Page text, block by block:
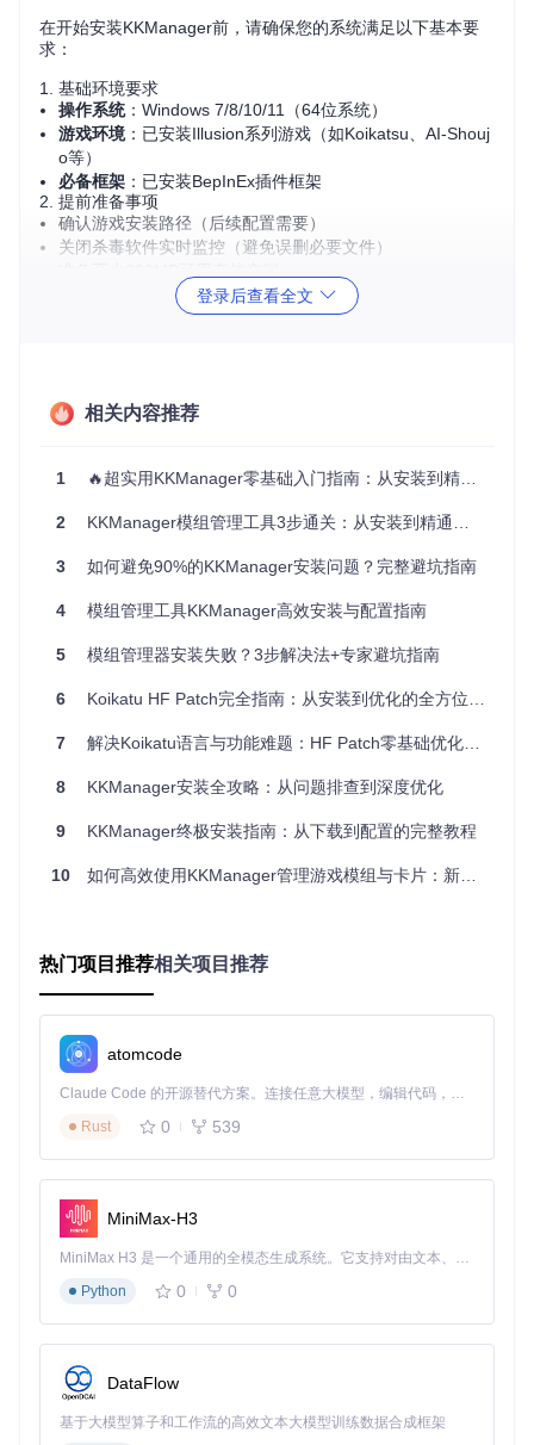
在开始安装KKManager前，请确保您的系统满足以下基本要
求：
1. 基础环境要求
操作系统：Windows 7/8/10/11（64位系统）
游戏环境：已安装Illusion系列游戏（如Koikatsu、AI-Shouj
o等）
必备框架 ：已安装BepInEx插件框架
2. 提前准备事项
确认游戏安装路径（后续配置需要）
关闭杀毒软件实时监控（避免误删必要文件）
⚠️ 注意：如果您的系统缺少.NET Framework运行库，需
git clone
此方法获取的是最新开发版本，适合熟悉Git操作的用户。
2. 发布版本下载
访问项目发布页面，下载带有"Release"标识的压缩包，文件
通常命名为KKManager-vX.X.X.zip。
📌 新手提示：避免直接下载源代码（仅含.cs文件），正确
三、三步校验文件完整性
1. 检查文件类型
解压后根目录应包含KKManager.exe可执行文件
确保解压后的文件夹包含以下关键文件：
KKManager.Core.dll （核心库）
KKManager.Updater.dll（更新模块）
Config和Resources
3. 确认文件大小
完整安装包解压后通常占用150-300MB空间，若文件过小（如
四、五分钟快速部署流程
1. 解压安装包
将下载的压缩包解压到以下任一位置：
游戏根目录（推荐，便于自动识别游戏）
任意非系统盘目录（需手动设置游戏路径）
2. 启动程序
双击KKManager.exe，首次启动会进行初始化配置：
自动检测游戏路径（如未检测到需手动指定）
生成默认配置文件
检查必要组件
登录后查看全文
相关内容推荐
1 🔥超实用KKManager零基础入门指南：从安装到精通的游戏模组管理神器
2 KKManager模组管理工具3步通关：从安装到精通完全指南
3 如何避免90%的KKManager安装问题？完整避坑指南
4 模组管理工具KKManager高效安装与配置指南
5 模组管理器安装失败？3步解决法+专家避坑指南
6 Koikatu HF Patch完全指南：从安装到优化的全方位避坑手册
7 解决Koikatu语言与功能难题：HF Patch零基础优化指南
8 KKManager安装全攻略：从问题排查到深度优化
9 KKManager终极安装指南：从下载到配置的完整教程
10 如何高效使用KKManager管理游戏模组与卡片：新手实用指南
热门项目推荐相关项目推荐
atomcode
Claude Code 的开源替代方案。连接任意大模型，编辑代码，运行命令，自动验证 — 全自动执行。用 Rust 构建，极致性能。 ｜ An open-source alternative to Claude Code. Connect any LLM, edit code, run commands, and verify changes — autonomously. Built in Rust for speed. Get Started
Rust
0 539
MiniMax-H3
MiniMax H3 是一个通用的全模态生成系统。它支持对由文本、图像、视频和音频组成的多模态上下文进行统一理解，并能生成分辨率高达 2K、时长可达 15 秒的带原生立体声音频的视频。得益于面向任务泛化的系统设计，H3 在预训练阶段就已具备广泛的多模态上下文理解与生成能力，能够出色地执行复杂的多模态指令。
Python
0 0
DataFlow
基于大模型算子和工作流的高效文本大模型训练数据合成框架